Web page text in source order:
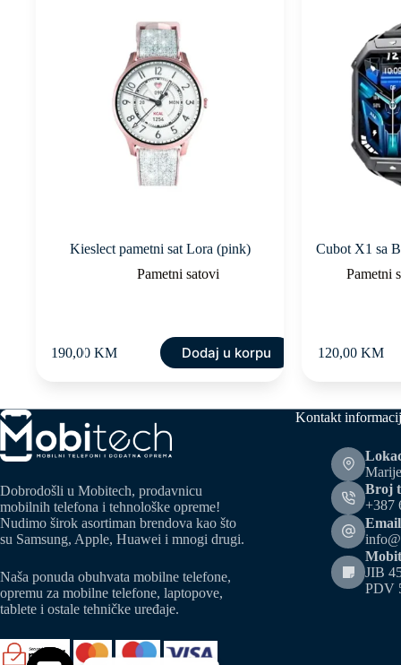
Kieslect pametni sat Lora (pink)
Pametni satovi
190,00KM Dodaj u korpu
Cubot X1 sa
Pametni
120,00 KM
Dobrodošli u Mobitech, prodavnicu
mobilnih telefona i tehnološke opreme!
Nudimo širok asortiman brendova kao što
su Samsung, Apple, Huawei i mnogi drugi.
Naša ponuda obuhvata mobilne telefone,
opremu za mobilne telefone, laptopove,
tablete i ostale tehničke uređaje.
Kontakt
Broj
+387
JIB
PDV